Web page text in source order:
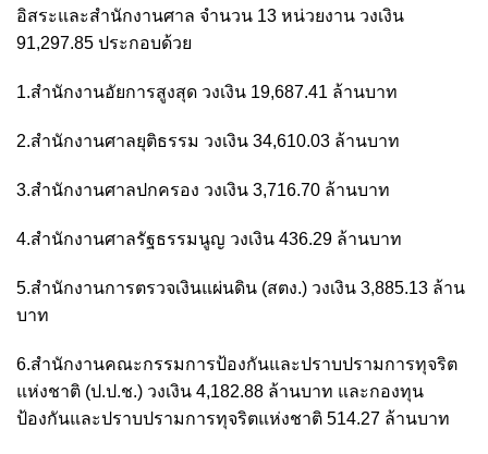
อิสระและสำนักงานศาล จำนวน 13 หน่วยงาน วงเงิน
91,297.85 ประกอบด้วย
1.สำนักงานอัยการสูงสุด วงเงิน 19,687.41 ล้านบาท
2.สำนักงานศาลยุติธรรม วงเงิน 34,610.03 ล้านบาท
3.สำนักงานศาลปกครอง วงเงิน 3,716.70 ล้านบาท
4.สำนักงานศาลรัฐธรรมนูญ วงเงิน 436.29 ล้านบาท
5.สำนักงานการตรวจเงินแผ่นดิน (สตง.) วงเงิน 3,885.13 ล้าน
บาท
6.สำนักงานคณะกรรมการป้องกันและปราบปรามการทุจริต
แห่งชาติ (ป.ป.ช.) วงเงิน 4,182.88 ล้านบาท และกองทุน
ป้องกันและปราบปรามการทุจริตแห่งชาติ 514.27 ล้านบาท